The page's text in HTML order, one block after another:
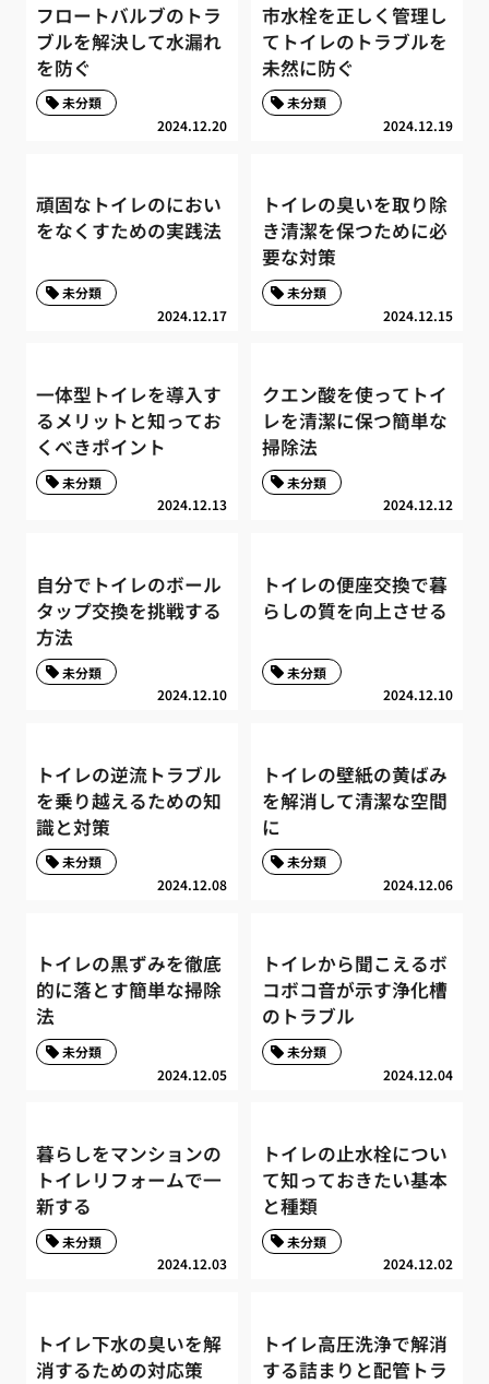
フロートバルブのトラ
ブルを解決して水漏れ
を防ぐ
2024.12.20
未分類
市水栓を正しく管理し
てトイレのトラブルを
未然に防ぐ
2024.12.19
未分類
頑固なトイレのにおい
をなくすための実践法
2024.12.17
未分類
トイレの臭いを取り除
き清潔を保つために必
要な対策
2024.12.15
未分類
一体型トイレを導入す
るメリットと知ってお
くべきポイント
2024.12.13
未分類
クエン酸を使ってトイ
レを清潔に保つ簡単な
掃除法
2024.12.12
未分類
自分でトイレのボール
タップ交換を挑戦する
方法
2024.12.10
未分類
トイレの便座交換で暮
らしの質を向上させる
2024.12.10
未分類
トイレの逆流トラブル
を乗り越えるための知
識と対策
2024.12.08
未分類
トイレの壁紙の黄ばみ
を解消して清潔な空間
に
2024.12.06
未分類
トイレの黒ずみを徹底
的に落とす簡単な掃除
法
2024.12.05
未分類
トイレから聞こえるボ
コボコ音が示す浄化槽
のトラブル
2024.12.04
未分類
暮らしをマンションの
トイレリフォームで一
新する
2024.12.03
未分類
トイレの止水栓につい
て知っておきたい基本
と種類
2024.12.02
未分類
トイレ下水の臭いを解
消するための対応策
トイレ高圧洗浄で解消
する詰まりと配管トラ